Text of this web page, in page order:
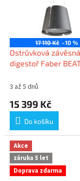
17 110 Kč –10 %
Ostrůvková závěsná
digestoř Faber
3 až 5 dnů
15 399 Kč
Do košíku
Akce
záruka 5 let
Doprava zdarma